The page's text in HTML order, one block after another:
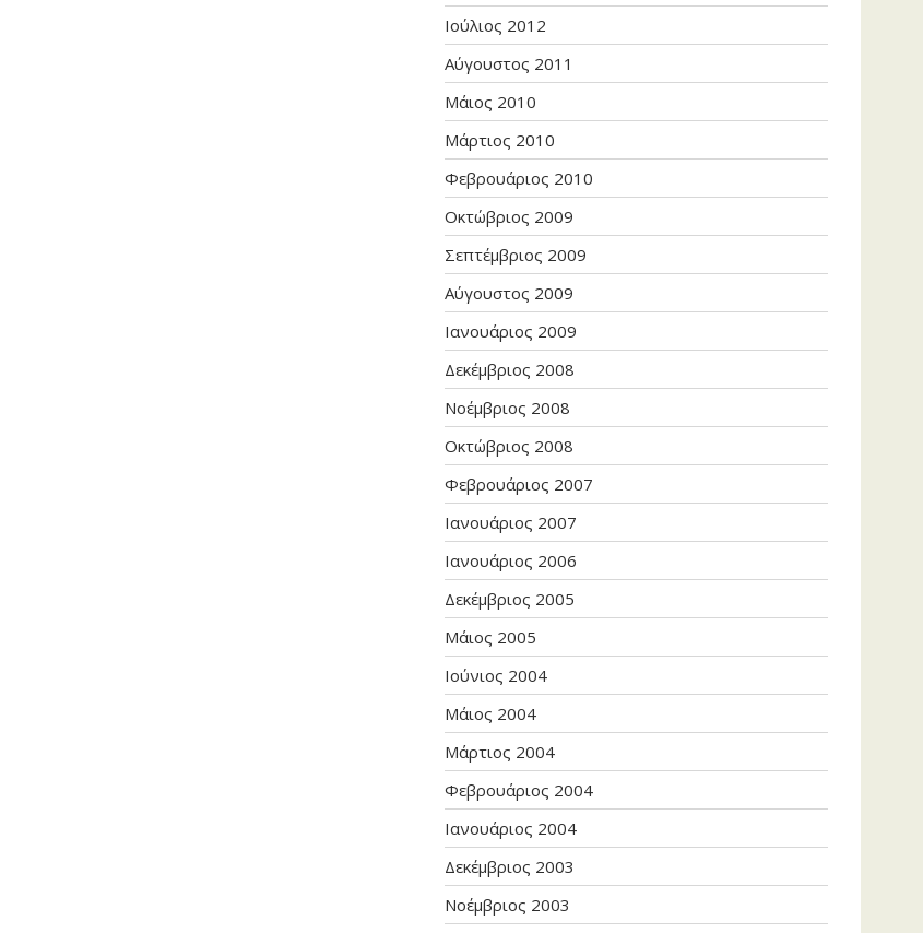
Ιούλιος 2012
Αύγουστος 2011
Μάιος 2010
Μάρτιος 2010
Φεβρουάριος 2010
Οκτώβριος 2009
Σεπτέμβριος 2009
Αύγουστος 2009
Ιανουάριος 2009
Δεκέμβριος 2008
Νοέμβριος 2008
Οκτώβριος 2008
Φεβρουάριος 2007
Ιανουάριος 2007
Ιανουάριος 2006
Δεκέμβριος 2005
Μάιος 2005
Ιούνιος 2004
Μάιος 2004
Μάρτιος 2004
Φεβρουάριος 2004
Ιανουάριος 2004
Δεκέμβριος 2003
Νοέμβριος 2003